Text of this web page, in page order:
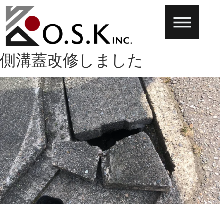
側溝蓋改修しました